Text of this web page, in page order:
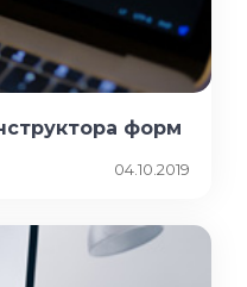
форм
04.10.2019